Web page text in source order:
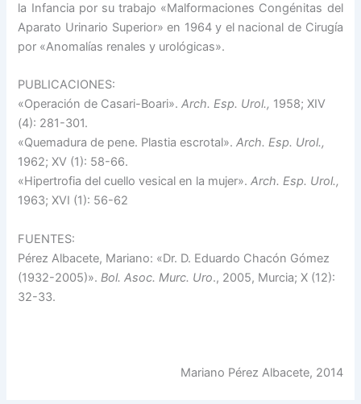
la Infancia por su trabajo «Malformaciones Congénitas del
Aparato Urinario Superior» en 1964 y el nacional de Cirugía
por «Anomalías renales y urológicas».
PUBLICACIONES:
«Operación de Casari-Boari». Arch. Esp. Urol., 1958; XIV
(4): 281-301.
«Quemadura de pene. Plastia escrotal». Arch. Esp. Urol.,
1962; XV (1): 58-66.
«Hipertrofia del cuello vesical en la mujer». Arch. Esp. Urol.,
1963; XVI (1): 56-62
FUENTES:
Pérez Albacete, Mariano: «Dr. D. Eduardo Chacón Gómez
(1932-2005)».Bol. Asoc. Murc. Uro., 2005, Murcia; X (12):
32-33.
Mariano Pérez Albacete, 2014